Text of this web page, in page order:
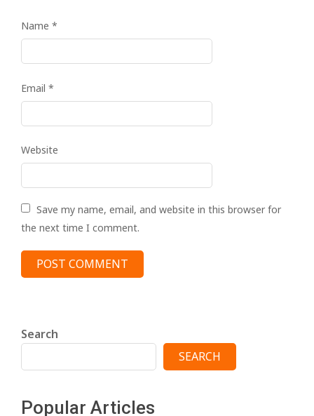
Name *
Email *
Website
Save my name, email, and website in this browser for
the next time I comment.
Search
SEARCH
Popular Articles